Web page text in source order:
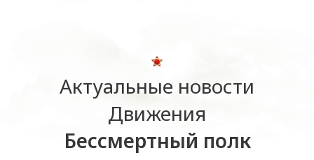
Актуальные новости
Движения
Бессмертный полк